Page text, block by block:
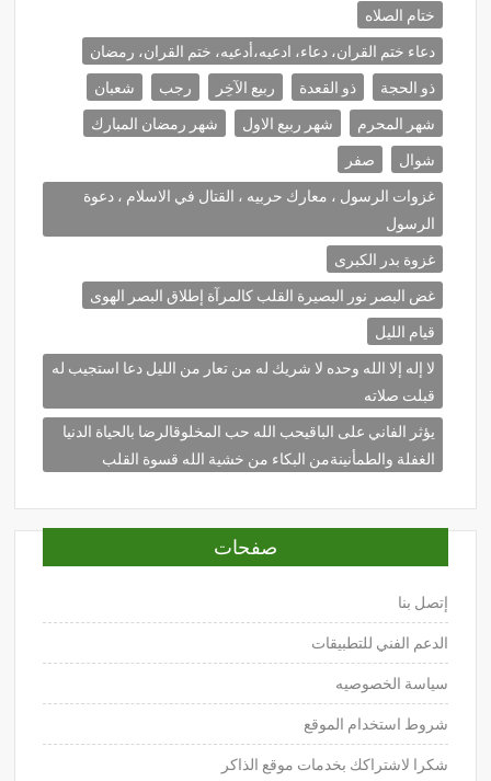
ختام الصلاه
دعاء ختم القران، دعاء، ادعيه،أدعيه، ختم القران، رمضان
ذو الحجة
ذو القعدة ربيع الآخِر رجب
شعبان
شهر المحرم
شهر ربيع الاول
شهر رمضان المبارك
شوال
صفر
غزوات الرسول ، معارك حربيه ، القتال في الاسلام ، دعوة
الرسول
غزوة بدر الكبرى
غض البصر نور البصيرة القلب كالمرآة إطلاق البصر الهوى
قيام الليل
لا إله إلا الله وحده لا شريك له من تعار من الليل دعا استجيب له
قبلت صلاته
يؤثر الفاني على الباقيحب الله حب المخلوقالرضا بالحياة الدنيا
الغفلة والطمأنينةمن البكاء من خشية الله قسوة القلب
صفحات
إتصل بنا
الدعم الفني للتطبيقات
سياسة الخصوصيه
شروط استخدام الموقع
شكرا لاشتراكك بخدمات موقع الذاكر